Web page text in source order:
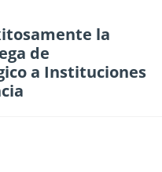
la
de
a Instituciones